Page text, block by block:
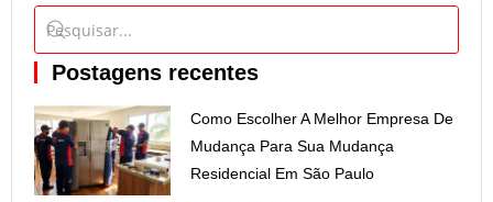
Postagens recentes
Como Escolher A Melhor Empresa De
Mudança Para Sua Mudança
Residencial Em São Paulo